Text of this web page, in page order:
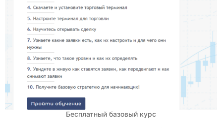
Бесплатный базовый курс